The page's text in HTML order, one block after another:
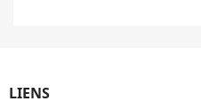
LIENS